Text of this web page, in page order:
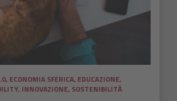
, ECONOMIA SFERICA, EDUCAZIONE,
, INNOVAZIONE, SOSTENIBILITÀ